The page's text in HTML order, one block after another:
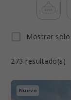
Mostrar
273 resultado(s)
Nuevo